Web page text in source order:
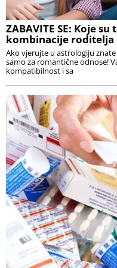
ZABAVITE SE: Koje
kombinacije roditelja
Ako vjerujte u astrologiju
samo za romantične odnose!
kompatibilnost i sa